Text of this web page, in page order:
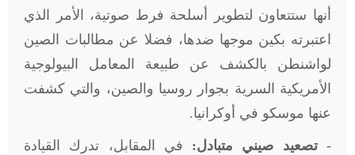
أنها ستتعاون لتطوير أسلحة فرط صوتية، الأمر الذي
اعتبرته بكين موجها ضدها، فضلا عن مطالبات الصين
لواشنطن بالكشف عن طبيعة المعامل البيولوجية
الأمريكية السرية بجوار روسيا والصين، والتي كشفت
عنها موسكو في أوكرانيا.
-تصعيد صيني متبادل: في المقابل، تدرك القيادة